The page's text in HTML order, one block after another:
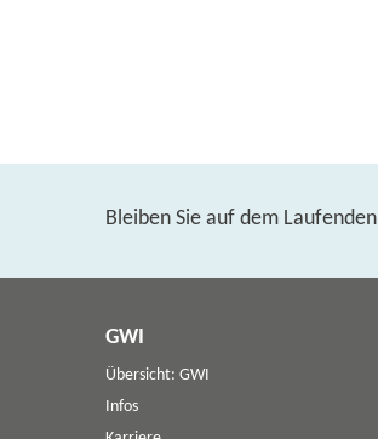
Bleiben Sie auf dem Laufenden
GWI
Übersicht: GWI
Infos